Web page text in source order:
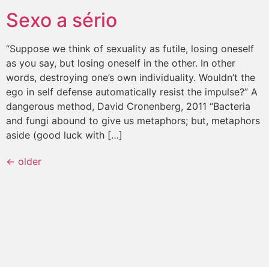
Sexo a sério
“Suppose we think of sexuality as futile, losing oneself
as you say, but losing oneself in the other. In other
words, destroying one’s own individuality. Wouldn’t the
ego in self defense automatically resist the impulse?” A
dangerous method, David Cronenberg, 2011 “Bacteria
and fungi abound to give us metaphors; but, metaphors
aside (good luck with […]
← older